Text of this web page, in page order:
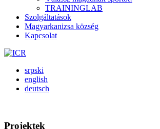
TRAININGLAB
Szolgáltatások
Magyarkanizsa község
Kapcsolat
srpski
english
deutsch
Projektek